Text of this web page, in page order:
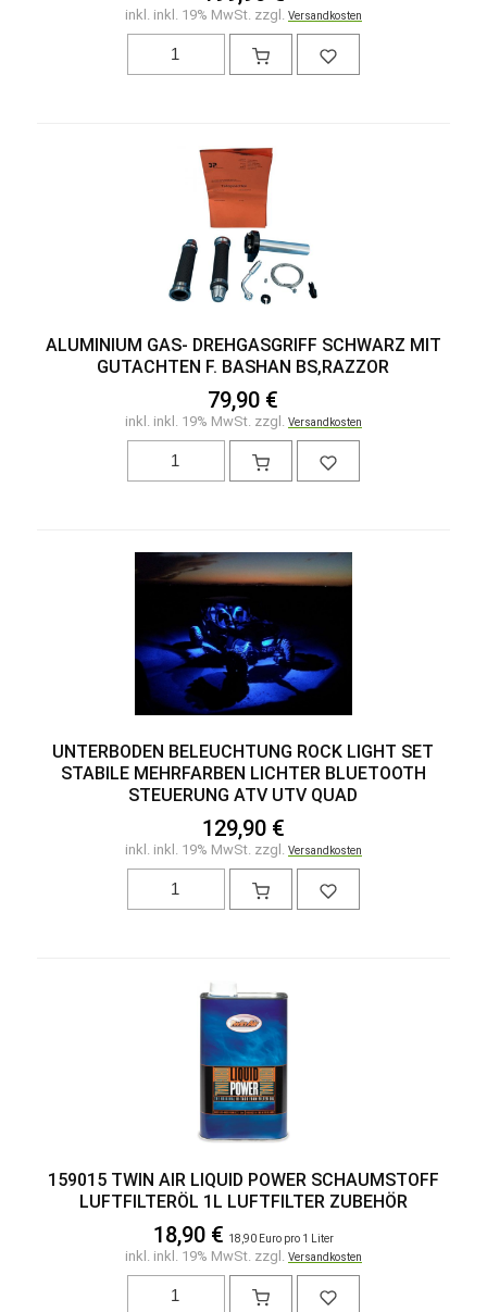
inkl. inkl. 19% MwSt. zzgl. Versandkosten
ALUMINIUM GAS- DREHGASGRIFF SCHWARZ MIT
GUTACHTEN F. BASHAN BS,RAZZOR
79,90 €
inkl. inkl. 19% MwSt. zzgl. Versandkosten
UNTERBODEN BELEUCHTUNG ROCK LIGHT SET
STABILE MEHRFARBEN LICHTER BLUETOOTH
STEUERUNG ATV UTV QUAD
129,90 €
inkl. inkl. 19% MwSt. zzgl. Versandkosten
159015 TWIN AIR LIQUID POWER SCHAUMSTOFF
LUFTFILTERÖL 1L LUFTFILTER ZUBEHÖR
18,90 € 18,90 Euro pro 1 Liter
inkl. inkl. 19% MwSt. zzgl. Versandkosten